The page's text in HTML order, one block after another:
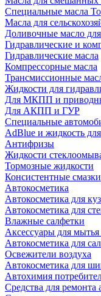
Специальные масла
Масла для
Доливочные масло
Гидравлические и
Гидравлические масла
Компрессорные масла
Трансмиссионные
Жидкости для
Для МКПП и
Для АКПП и ГУР
Специальные
AdBlue и жидкость
Антифризы
Жидкости
Тормозные жидкости
Консистентные смазки
Автокосметика
Автокосметика для
Автокосметика для
Влажные салфетки
Аксессуары для
Автокосметика для
Освежители воздуха
Автокосметика для
Автохимия
Средства для ремонта